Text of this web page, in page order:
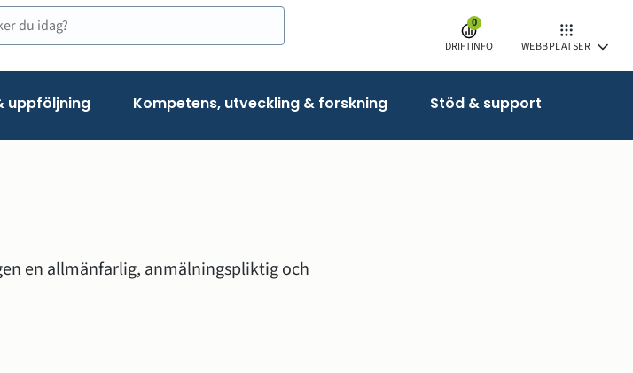
0
DRIFTINFO
WEBBPLATSER
uppföljning Kompetens, utveckling & forskning Stöd & support
en allmänfarlig, anmälningspliktig och